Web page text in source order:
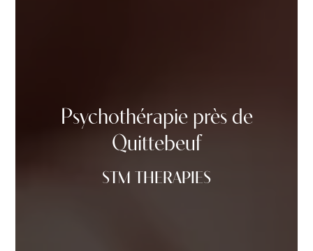
Psychothérapie près de
Quittebeuf
STM THERAPIES